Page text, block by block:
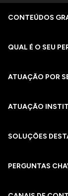
CONTEÚDOS
QUAL É O SEU
ATUAÇÃO POR
ATUAÇÃO
SOLUÇÕES
PERGUNTAS